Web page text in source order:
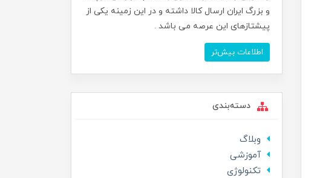
و بزرگ ایران ارسال کالا داشته و در این زمینه یکی از
پیشتازهای این عرصه می باشد .
اطلاعات بیش‌تر
دسته‌بندی
وبلاگ
آموزشی
تکنولوژی